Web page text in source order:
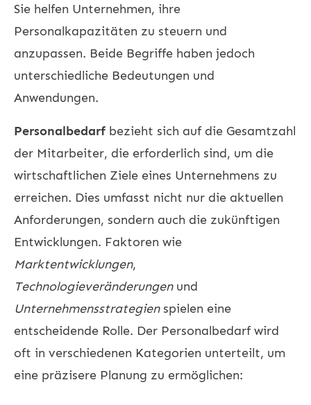
Sie helfen Unternehmen, ihre
Personalkapazitäten zu steuern und
anzupassen. Beide Begriffe haben jedoch
unterschiedliche Bedeutungen und
Anwendungen.
Personalbedarf bezieht sich auf die Gesamtzahl
der Mitarbeiter, die erforderlich sind, um die
wirtschaftlichen Ziele eines Unternehmens zu
erreichen. Dies umfasst nicht nur die aktuellen
Anforderungen, sondern auch die zukünftigen
Entwicklungen. Faktoren wie
Marktentwicklungen,
Technologieveränderungenund
Unternehmensstrategienspielen eine
entscheidende Rolle. Der Personalbedarf wird
oft in verschiedenen Kategorien unterteilt, um
eine präzisere Planung zu ermöglichen: